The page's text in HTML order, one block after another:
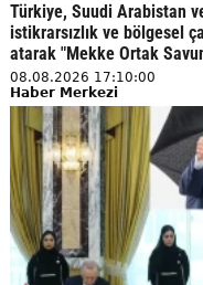
Türkiye, Suudi Arabistan
istikrarsızlık ve bölgesel
atarak "Mekke Ortak
08.08.2026 17:10:00
Haber Merkezi